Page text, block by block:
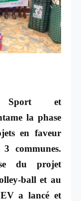
Sport et
la phase
en faveur
communes.
du projet
ball et au
a lancé et